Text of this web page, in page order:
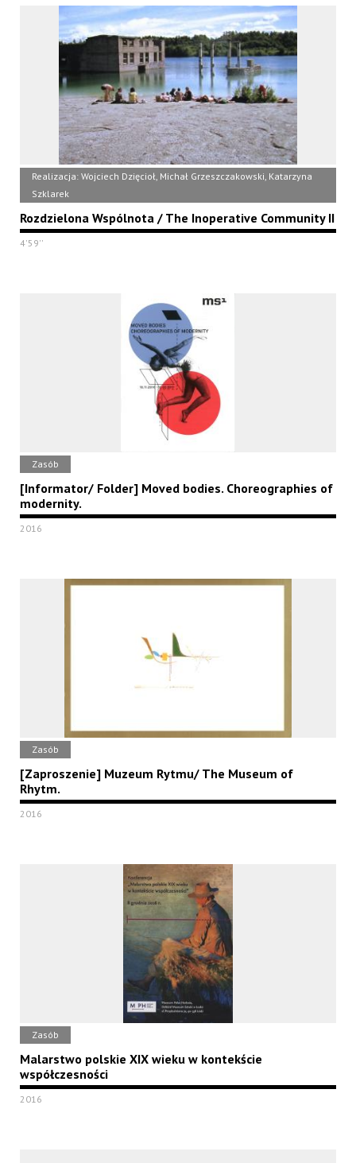
Realizacja: Wojciech Dzięcioł, Michał Grzeszczakowski, Katarzyna
Szklarek
Rozdzielona Wspólnota / The Inoperative Community II
4'59''
Zasób
[Informator/ Folder] Moved bodies. Choreographies of
modernity.
2016
Zasób
[Zaproszenie] Muzeum Rytmu/ The Museum of
Rhytm.
2016
Zasób
Malarstwo polskie XIX wieku w kontekście
współczesności
2016